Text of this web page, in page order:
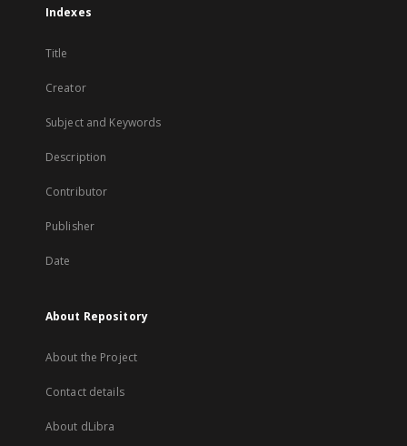
Indexes
Title
Creator
Subject and Keywords
Description
Contributor
Publisher
Date
About Repository
About the Project
Contact details
About dLibra